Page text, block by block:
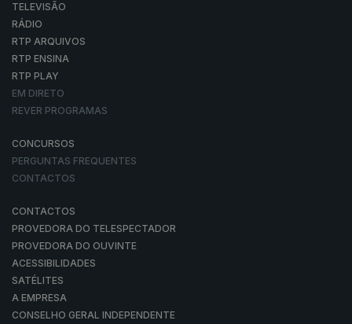
TELEVISÃO
RÁDIO
RTP ARQUIVOS
RTP ENSINA
RTP PLAY
EM DIRETO
REVER PROGRAMAS
CONCURSOS
PERGUNTAS FREQUENTES
CONTACTOS
CONTACTOS
PROVEDORA DO TELESPECTADOR
PROVEDORA DO OUVINTE
ACESSIBILIDADES
SATÉLITES
A EMPRESA
CONSELHO GERAL INDEPENDENTE